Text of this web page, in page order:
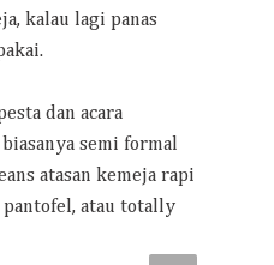
kalau lagi panas
dan acara
semi formal
atasan kemeja rapi
pantofel, atau totally